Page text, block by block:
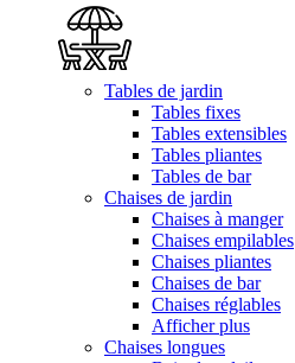
Tables de jardin
Tables fixes
Tables extensibles
Tables pliantes
Tables de bar
Chaises de jardin
Chaises à manger
Chaises empilables
Chaises pliantes
Chaises de bar
Chaises réglables
Afficher plus
Chaises longues